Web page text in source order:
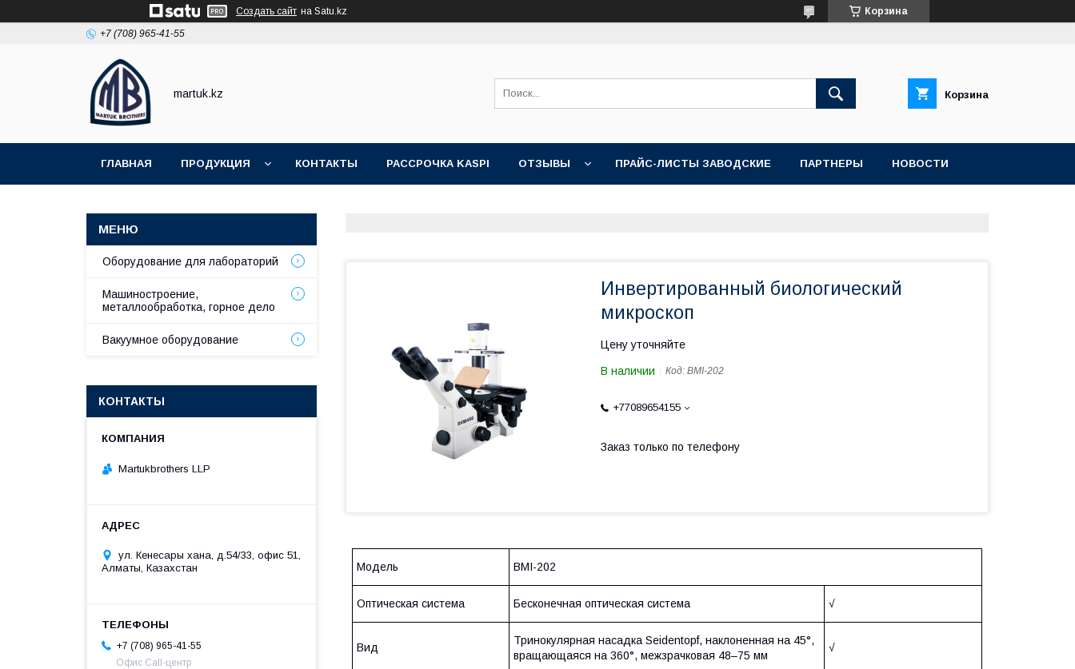
Создать сайт на Satu.kz Корзина
+7 (708) 965-41-55
martuk.kz Корзина
ГЛАВНАЯ ПРОДУКЦИЯ КОНТАКТЫ РАССРОЧКА KASPI ОТЗЫВЫ ПРАЙС-ЛИСТЫ ЗАВОДСКИЕ ПАРТНЕРЫ НОВОСТИ
Инвертированный биологический
микроскоп
Цену уточняйте
В наличии Код: BMI-202
+77089654155
Заказ только по телефону
Модель BMI-202
Оптическая система Бесконечная оптическая система √
Вид
Тринокулярная насадка Seidentopf, наклоненная на 45°,
вращающаяся на 360°, межзрачковая 48–75 мм
√
Оборудование для лабораторий
Машиностроение,
металлообработка, горное дело
Вакуумное оборудование
КОНТАКТЫ
Martukbrothers LLP
ул. Кенесары хана, д.54/33, офис 51,
Алматы, Казахстан
+7 (708) 965-41-55
Офис Call-центр